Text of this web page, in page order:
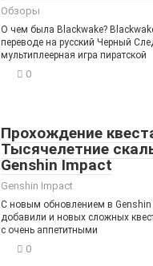
Обзоры
О чем была Blackwake?
переводе на русский Черный
мультиплеерная игра пиратской
0
Прохождение
Тысячелетние
Genshin Impact
Genshin Impact
С новым обновлением в Genshin
добавили и новых сложных
с очень аппетитными
0